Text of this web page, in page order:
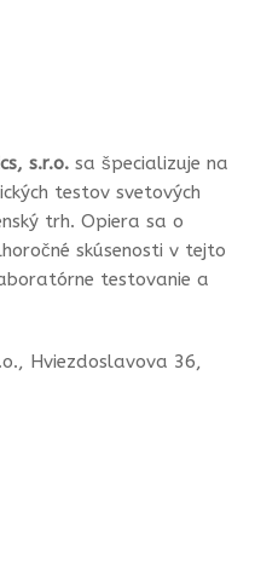
s.r.o. sa špecializuje na
testov svetových
trh. Opiera sa o
skúsenosti v tejto
testovanie a
Hviezdoslavova 36,